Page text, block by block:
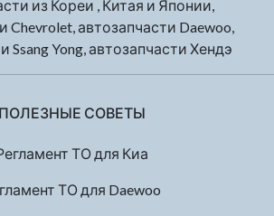
из Кореи , Китая и Японии,
Chevrolet, автозапчасти Daewoo,
Ssang Yong, автозапчасти Хендэ
ПОЛЕЗНЫЕ СОВЕТЫ
ТО для Киа
ТО для Daewoo